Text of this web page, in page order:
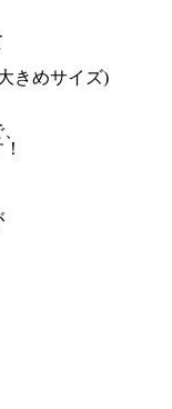
きめサイズ)